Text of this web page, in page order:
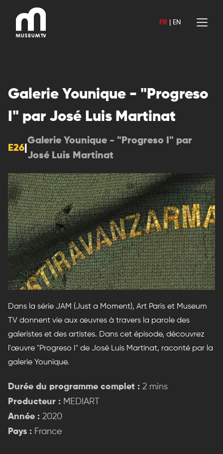
contenu
FR EN
Galerie Younique - "Progreso
I" par José Luis Martinat
E26
Galerie Younique - "Progreso I" par
José Luis Martinat
Dans la série JAM (Just a Moment), Art Paris et Museum
TV donnent vie aux œuvres à travers la parole des
galeristes et des artistes. Dans cet épisode, découvrez
l'œuvre "Progreso I" de José Luis Martinat, raconté par la
galerie Younique.
Durée du programme complet : 2 mins
Producteur : MEDIART
Année : 2020
Pays : France